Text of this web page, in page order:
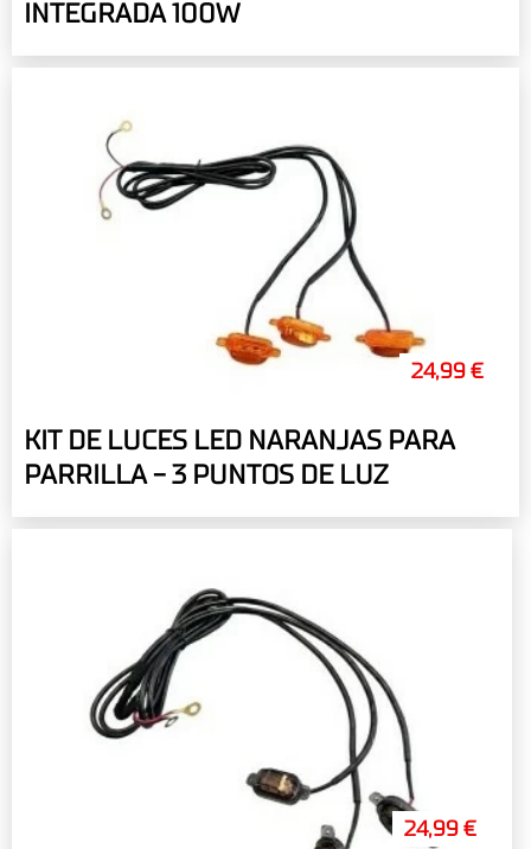
INTEGRADA 100W
24,99 €
KIT DE LUCES LED NARANJAS PARA
PARRILLA - 3 PUNTOS DE LUZ
24,99 €